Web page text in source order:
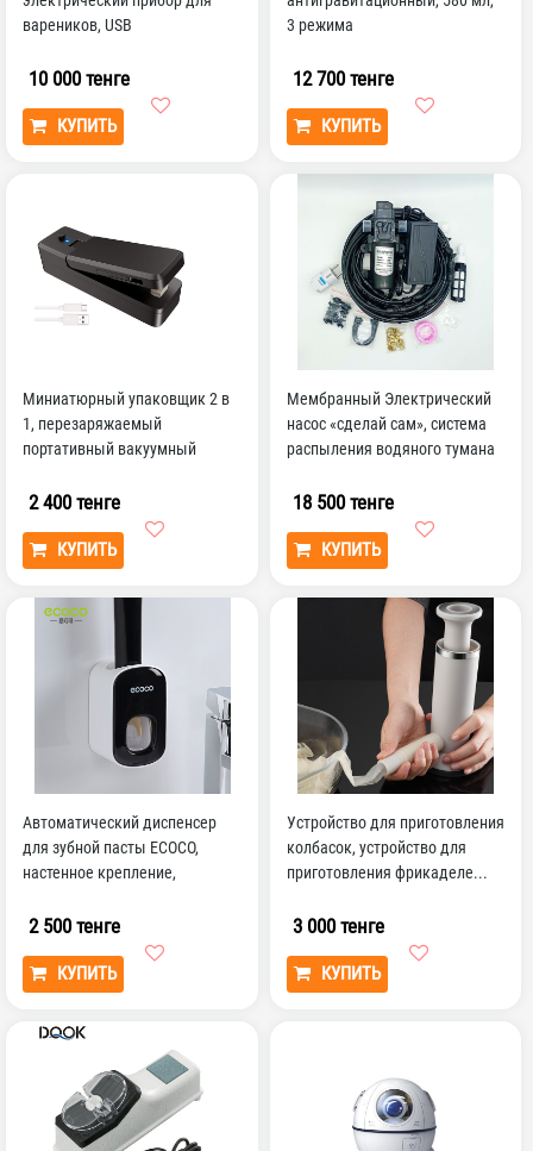
вареников, USB
10 000 тенге
КУПИТЬ
3 режима
12 700 тенге
КУПИТЬ
Миниатюрный упаковщик 2 в
1, перезаряжаемый
портативный вакуумный
п...
2 400 тенге
КУПИТЬ
Мембранный Электрический
насос «сделай сам», система
распыления водяного тумана
18 500 тенге
КУПИТЬ
Автоматический диспенсер
для зубной пасты ECOCO,
настенное крепление,
2 500 тенге
КУПИТЬ
Устройство для приготовления
колбасок, устройство для
приготовления фрикаделе...
3 000 тенге
КУПИТЬ